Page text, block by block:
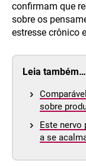
confirmam que
sobre os
estresse crônico
Leia também…
sobre
Este nervo
a se